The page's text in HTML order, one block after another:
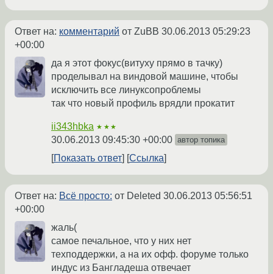
Ответ на: комментарий от ZuBB 30.06.2013 05:29:23
+00:00
да я этот фокус(витуху прямо в тачку)
проделывал на виндовой машине, чтобы
исключить все линуксопроблемы
так что новый профиль врядли прокатит
ii343hbka ★★★
30.06.2013 09:45:30 +00:00 автор топика
Показать ответ Ссылка
Ответ на: Всё просто: от Deleted 30.06.2013 05:56:51
+00:00
жаль(
самое печальное, что у них нет
техподдержки, а на их офф. форуме только
индус из Бангладеша отвечает